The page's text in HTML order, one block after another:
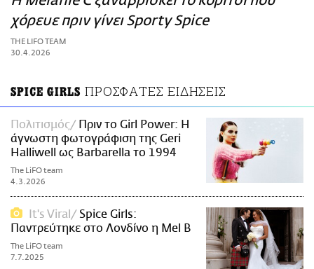
ΑΜΠΑ
PRINT
χόρευε πριν γίνει Sporty Spice
THE LIFO TEAM
30.4.2026
SPICE GIRLS ΠΡΟΣΦΑΤΕΣ ΕΙΔΗΣΕΙΣ
Πολιτισμός
Πριν το Girl Power: Η
άγνωστη φωτογράφιση της Geri
Halliwell ως Barbarella το 1994
The LiFO team
4.3.2026
It's Viral
Spice Girls:
Παντρεύτηκε στο Λονδίνο η Mel B
The LiFO team
7.7.2025